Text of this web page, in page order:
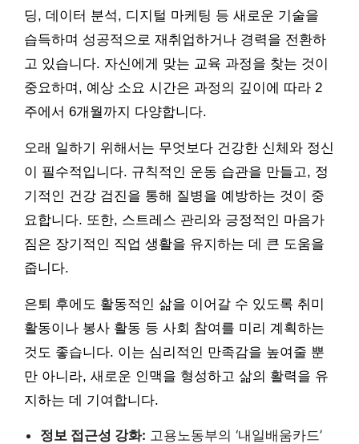
딩, 데이터 분석, 디지털 마케팅 등 새로운 기술을
습득하며 성공적으로 재취업하거나 경력을 전환하
고 있습니다. 자신에게 맞는 교육 과정을 찾는 것이
중요하며, 예상 소요 시간은 과정의 깊이에 따라 2
주에서 6개월까지 다양합니다.
오래 일하기 위해서는 무엇보다 건강한 신체와 정신
이 필수적입니다. 규칙적인 운동 습관을 만들고, 정
기적인 건강 검진을 통해 질병을 예방하는 것이 중
요합니다. 또한, 스트레스 관리와 긍정적인 마음가
짐은 장기적인 직업 생활을 유지하는 데 큰 도움을
줍니다.
은퇴 후에도 활동적인 삶을 이어갈 수 있도록 취미
활동이나 봉사 활동 등 사회 참여를 미리 계획하는
것도 좋습니다. 이는 심리적인 만족감을 높여줄 뿐
만 아니라, 새로운 인맥을 형성하고 삶의 활력을 유
지하는 데 기여합니다.
정보 접근성 강화: 고용노동부의 ‘내일배움카드’